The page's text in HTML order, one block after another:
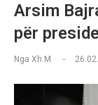
Arsim
për
Nga Xh M